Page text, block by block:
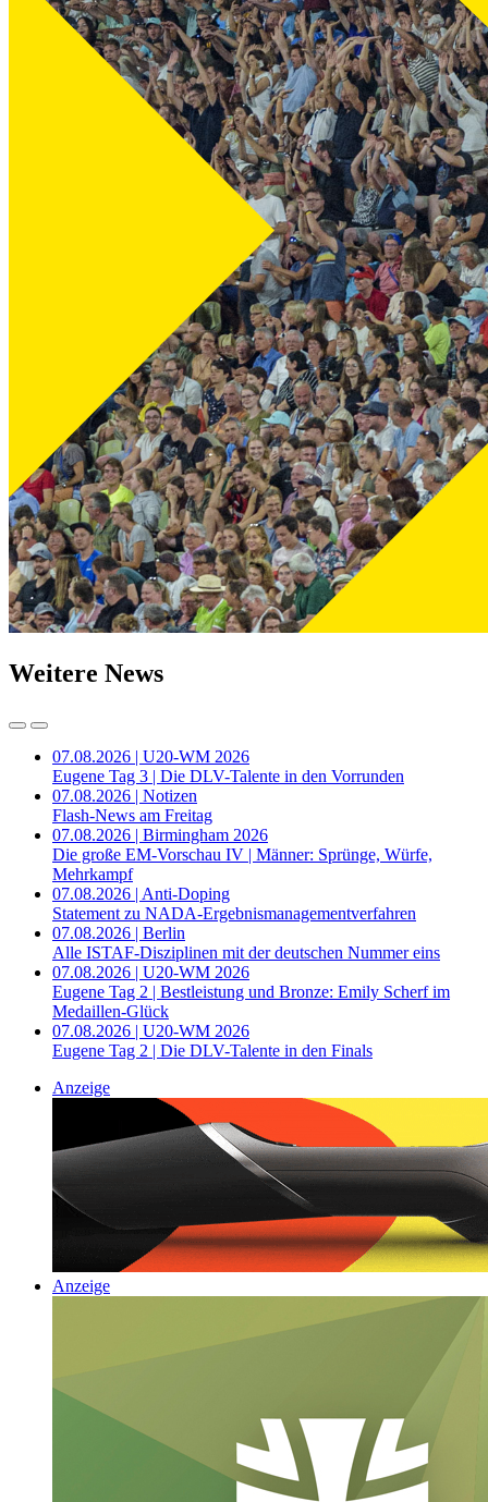
Weitere News
07.08.2026 | U20-WM 2026
Eugene Tag 3 | Die DLV-Talente in den Vorrunden
07.08.2026 | Notizen
Flash-News am Freitag
07.08.2026 | Birmingham 2026
Die große EM-Vorschau IV | Männer: Sprünge, Würfe,
Mehrkampf
07.08.2026 | Anti-Doping
Statement zu NADA-Ergebnismanagementverfahren
07.08.2026 | Berlin
Alle ISTAF-Disziplinen mit der deutschen Nummer eins
07.08.2026 | U20-WM 2026
Eugene Tag 2 | Bestleistung und Bronze: Emily Scherf im
Medaillen-Glück
07.08.2026 | U20-WM 2026
Eugene Tag 2 | Die DLV-Talente in den Finals
Anzeige
Anzeige